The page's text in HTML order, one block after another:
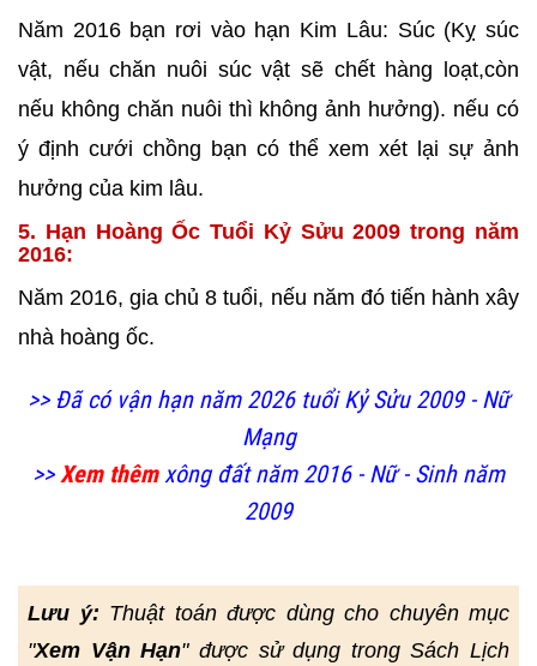
Năm 2016 bạn rơi vào hạn Kim Lâu: Súc (Kỵ súc
vật, nếu chăn nuôi súc vật sẽ chết hàng loạt,còn
nếu không chăn nuôi thì không ảnh hưởng). nếu có
ý định cưới chồng bạn có thể xem xét lại sự ảnh
hưởng của kim lâu.
5. Hạn Hoàng Ốc Tuổi Kỷ Sửu 2009 trong năm
2016:
Năm 2016, gia chủ 8 tuổi, nếu năm đó tiến hành xây
nhà hoàng ốc.
>> Đã có vận hạn năm 2026 tuổi Kỷ Sửu 2009 - Nữ
Mạng
>>Xem thêmxông đất năm 2016 - Nữ - Sinh năm
2009
Lưu ý: Thuật toán được dùng cho chuyên mục
"Xem Vận Hạn" được sử dụng trong Sách Lịch